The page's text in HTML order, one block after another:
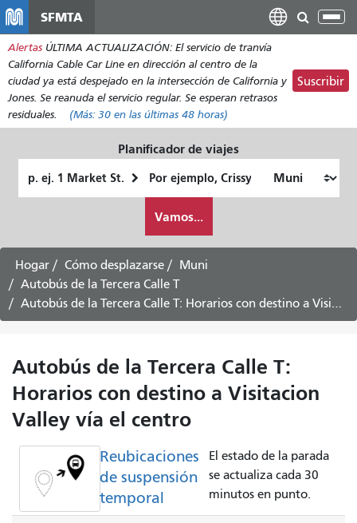
contenido
principal
SFMTA
Alertas ÚLTIMA ACTUALIZACIÓN: El servicio de tranvía
California Cable Car Line en dirección al centro de la
ciudad ya está despejado en la intersección de California y
Jones. Se reanuda el servicio regular. Se esperan retrasos
residuales.
(Más: 30 en las últimas 48 horas)
Suscribir
Planificador de viajes
de
quiero
viajar
Vamos...
Hogar Cómo desplazarse
Muni
Autobús de la Tercera Calle T
Autobús de la Tercera Calle T: Horarios con destino a Visitacion Valley vía el centro
Autobús de la Tercera Calle T:
Horarios con destino a Visitacion
Valley vía el centro
Reubicaciones
de suspensión
temporal
El estado de la parada
se actualiza cada 30
minutos en punto.